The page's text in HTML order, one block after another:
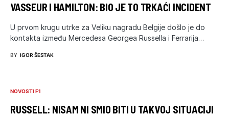
VASSEUR I HAMILTON: BIO JE TO TRKAĆI INCIDENT
U prvom krugu utrke za Veliku nagradu Belgije došlo je do
kontakta između Mercedesa Georgea Russella i Ferrarija…
BY IGOR ŠESTAK
NOVOSTI F1
RUSSELL: NISAM NI SMIO BITI U TAKVOJ SITUACIJI